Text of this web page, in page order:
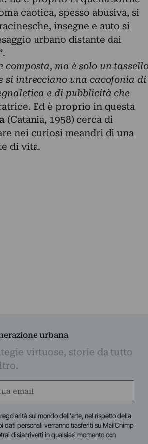
caotica, spesso abusiva, si
insegne e auto si
urbano distante dai
ma è solo un tassello
si intrecciano una cacofonia di
e di pubblicità che
Ed è proprio in questa
(Catania, 1958) cerca di
nei curiosi meandri di una
di vita.
urbana
virtuose, storie da tutto
sul mondo dell'arte, nel rispetto della
dati personali verranno trasferiti su MailChimp
disiscriverti in qualsiasi momento con